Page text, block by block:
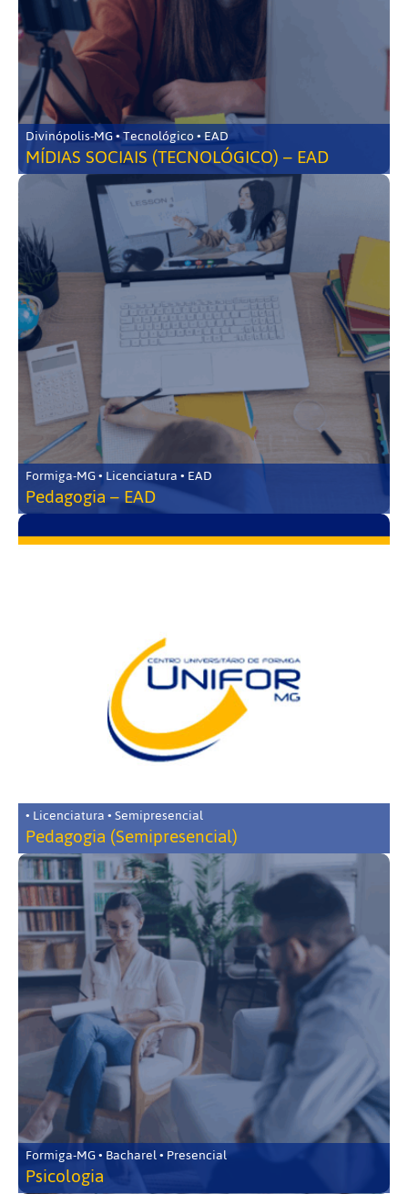
Divinópolis-MG • Tecnológico • EAD
MÍDIAS SOCIAIS (TECNOLÓGICO) – EAD
Formiga-MG • Licenciatura • EAD
Pedagogia – EAD
• Licenciatura • Semipresencial
Pedagogia (Semipresencial)
Formiga-MG • Bacharel • Presencial
Psicologia